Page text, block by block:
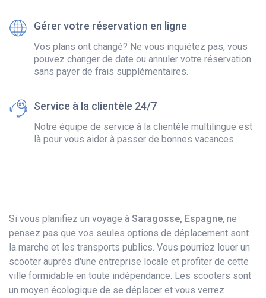
Gérer votre réservation en ligne
Vos plans ont changé? Ne vous inquiétez pas, vous
pouvez changer de date ou annuler votre réservation
sans payer de frais supplémentaires.
Service à la clientèle 24/7
Notre équipe de service à la clientèle multilingue est
là pour vous aider à passer de bonnes vacances.
Si vous planifiez un voyage à Saragosse, Espagne, ne
pensez pas que vos seules options de déplacement sont
la marche et les transports publics. Vous pourriez louer un
scooter auprès d'une entreprise locale et profiter de cette
ville formidable en toute indépendance. Les scooters sont
un moyen écologique de se déplacer et vous verrez